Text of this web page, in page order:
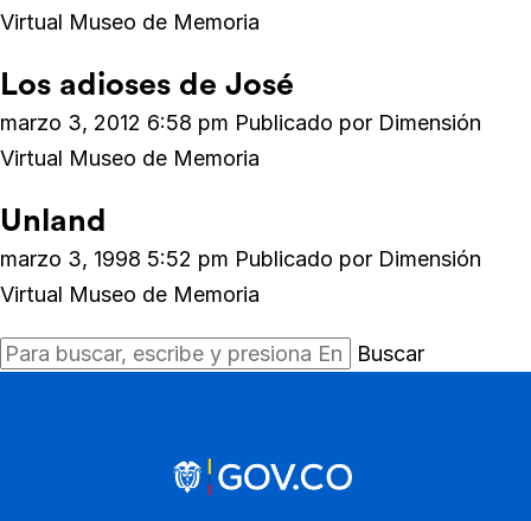
Virtual Museo de Memoria
Los adioses de José
marzo 3, 2012 6:58 pm Publicado por Dimensión
Virtual Museo de Memoria
Unland
marzo 3, 1998 5:52 pm Publicado por Dimensión
Virtual Museo de Memoria
Buscar